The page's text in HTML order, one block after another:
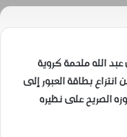
الله ملحمة كروية
بطاقة العبور إلى
أمم أفريقيا 2025 بعد فوزه الصريح على نظيره